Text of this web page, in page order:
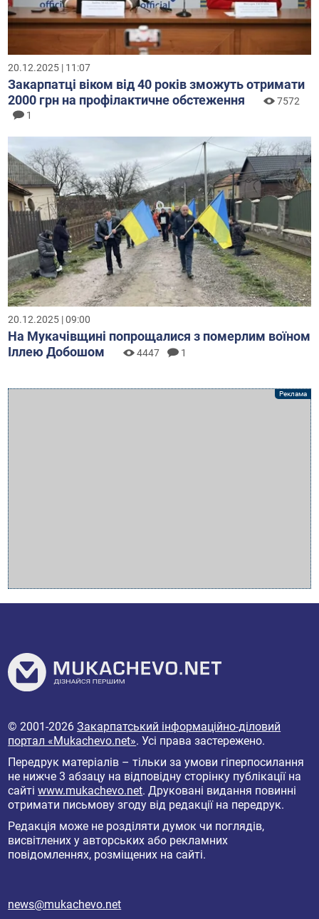
20.12.2025 | 11:07
Закарпатці віком від 40 років зможуть отримати
2000 грн на профілактичне обстеження
7572
1
20.12.2025 | 09:00
На Мукачівщині попрощалися з померлим воїном
Іллею Добошом
4447 1
© 2001-2026Закарпатський інформаційно-діловий
портал «Mukachevo.net». Усі права застережено.
Передрук матеріалів – тільки за умови гіперпосилання
не нижче 3 абзацу на відповідну сторінку публікації на
сайтіwww.mukachevo.net. Друковані видання повинні
отримати письмову згоду від редакції на передрук.
Редакція може не розділяти думок чи поглядів,
висвітлених у авторських або рекламних
повідомленнях, розміщених на сайті.
news@mukachevo.net